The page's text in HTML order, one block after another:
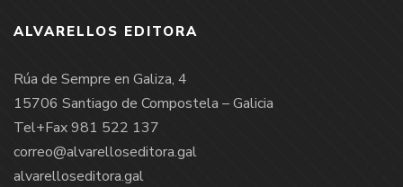
ALVARELLOS EDITORA
Rúa de Sempre en Galiza, 4
15706 Santiago de Compostela – Galicia
Tel+Fax 981 522 137
correo@alvarelloseditora.gal
alvarelloseditora.gal